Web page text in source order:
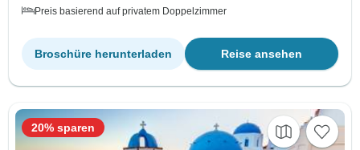
Preis basierend auf privatem Doppelzimmer
Reise ansehen
Broschüre herunterladen
20% sparen